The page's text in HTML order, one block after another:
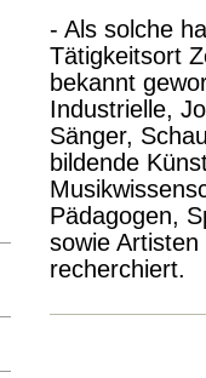
- Als solche
Tätigkeitsort
bekannt
Industrielle,
Sänger,
bildende
Pädagogen,
sowie
recherchiert.